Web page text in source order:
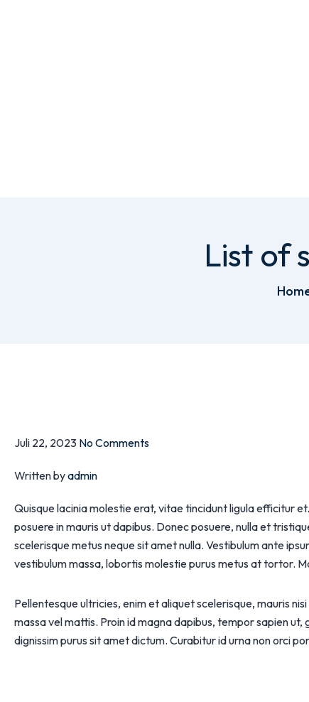
List of
Juli 22, 2023 No Comments
Written byadmin
Quisque lacinia molestie erat, vitae tincidunt ligula efficitur
posuere in mauris ut dapibus. Donec posuere, nulla et
scelerisque metus neque sit amet nulla. Vestibulum ante
vestibulum massa, lobortis molestie purus metus at tortor.
Pellentesque ultricies, enim et aliquet scelerisque, mauris
massa vel mattis. Proin id magna dapibus, tempor sapien
dignissim purus sit amet dictum. Curabitur id urna non orci